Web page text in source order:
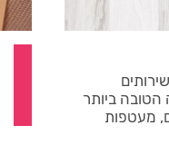
ביותר
מעטפות